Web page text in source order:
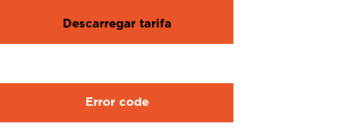
Descarregar tarifa
Error code